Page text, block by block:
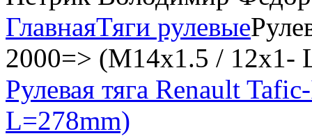
ГлавнаяТяги рулевые
2000=> (M14x1.5 / 12x1-
Рулевая тяга Renault
L=278mm)